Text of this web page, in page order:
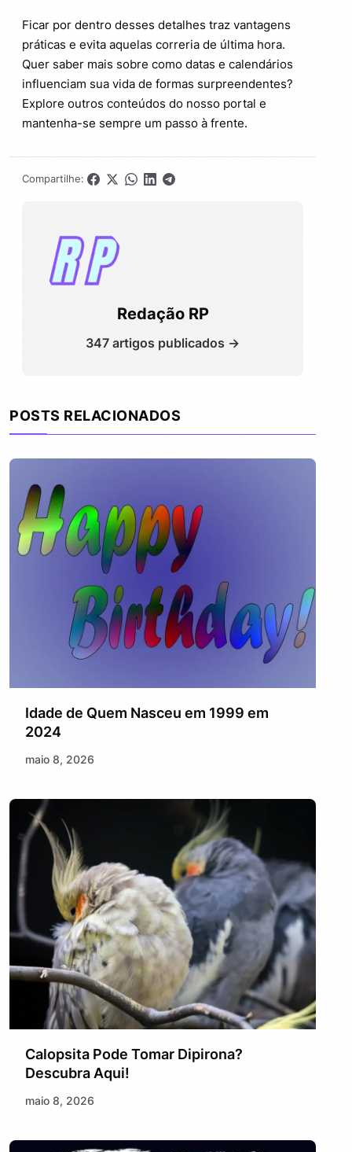
Ficar por dentro desses detalhes traz vantagens
práticas e evita aquelas correria de última hora.
Quer saber mais sobre como datas e calendários
influenciam sua vida de formas surpreendentes?
Explore outros conteúdos do nosso portal e
mantenha-se sempre um passo à frente.
Compartilhe:
Redação RP
347 artigos publicados →
POSTS RELACIONADOS
Idade de Quem Nasceu em 1999 em
2024
maio 8, 2026
Calopsita Pode Tomar Dipirona?
Descubra Aqui!
maio 8, 2026